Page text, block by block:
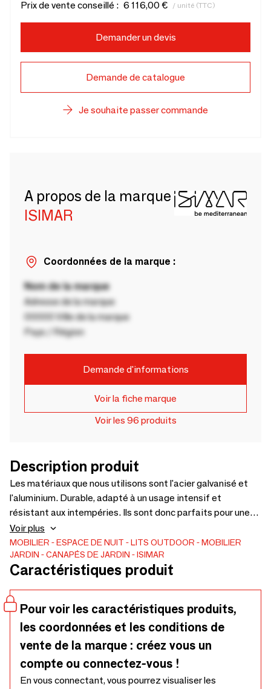
Prix de vente conseillé : 6 116,00 € / unité (TTC)
Demander un devis
Demande de catalogue
Je souhaite passer commande
A propos de la marque
ISIMAR
Coordonnées de la marque :
Nom de la marque
Adresse de la marque
00000 Ville de la marque
Pays / Région
Demande d'informations
Voir la fiche marque
Voir les 96 produits
Description produit
Les matériaux que nous utilisons sont l'acier galvanisé et
l'aluminium. Durable, adapté à un usage intensif et
résistant aux intempéries. Ils sont donc parfaits pour une
utilisation en extérieur et en intérieur. De même, nos
matériaux sont nobles, 100 % recyclés et recyclables et
respectueux de l'environnement. Choisissez la couleur du
cadre parmi nos 32 finitions métalliques pour une utilisation
22 couleurs et textures différentes, adaptées à une
utilisation intérieure et extérieure.
Voir plus
MOBILIER ESPACE DE NUIT LITS OUTDOOR
MOBILIER
JARDIN
CANAPÉS DE JARDIN ISIMAR
Caractéristiques produit
Pour voir les caractéristiques produits,
les coordonnées et les conditions de
vente de la marque : créez vous un
compte ou connectez-vous !
En vous connectant, vous pourrez visualiser les